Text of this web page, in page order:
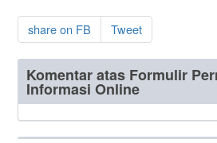
share on FB Tweet
Komentar atas Formulir
Informasi Online